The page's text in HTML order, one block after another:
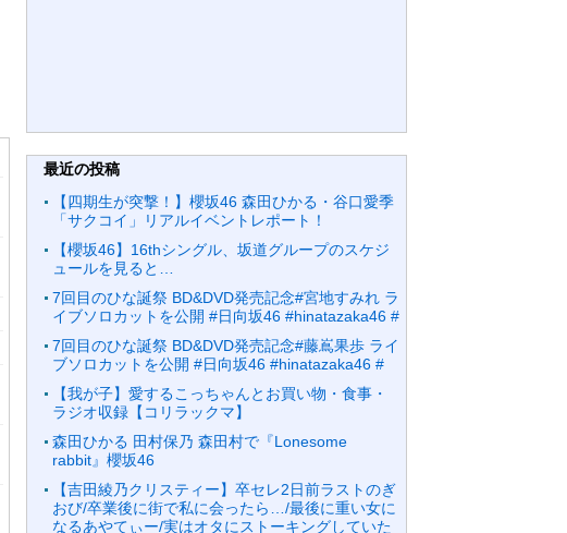
最近の投稿
【四期生が突撃！】櫻坂46 森田ひかる・谷口愛季
「サクコイ」リアルイベントレポート！
【櫻坂46】16thシングル、坂道グループのスケジ
ュールを見ると…
7回目のひな誕祭 BD&DVD発売記念#宮地すみれ ラ
イブソロカットを公開 #日向坂46 #hinatazaka46 #
7回目のひな誕祭 BD&DVD発売記念#藤嶌果歩 ライ
ブソロカットを公開 #日向坂46 #hinatazaka46 #
【我が子】愛するこっちゃんとお買い物・食事・
ラジオ収録【コリラックマ】
森田ひかる 田村保乃 森田村で『Lonesome
rabbit』櫻坂46
【吉田綾乃クリスティー】卒セレ2日前ラストのぎ
おび/卒業後に街で私に会ったら…/最後に重い女に
なるあやてぃー/実はオタにストーキングしていた